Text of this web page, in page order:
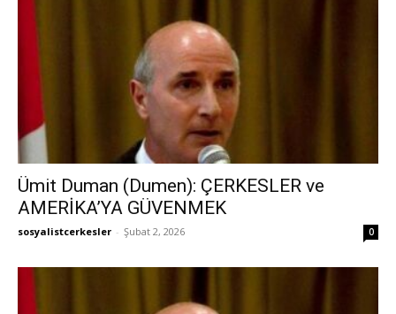
Ümit Duman (Dumen): ÇERKESLER ve
AMERİKA’YA GÜVENMEK
sosyalistcerkesler - Şubat 2, 2026 0